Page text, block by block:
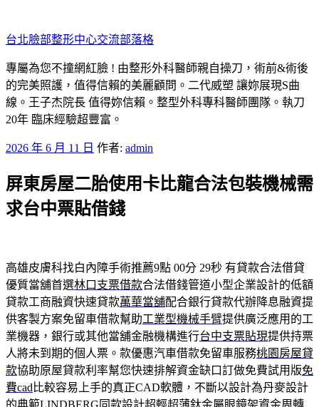
至
主
要
內
容
台北臉部整形中心交流部落格
專屬為您不撞網紅臉 ! 由整形外科醫師親自操刀，術前&術後
的完美照護，值得信賴的美麗顧問。二代威塑 讓妳展現S曲
線。王子杰院長 值得妳信賴。整型外科專科醫師團隊。執刀
20年 臨床經驗超豐富。
發
於
2026 年 6 月 11 日 作者: admin
屏東房屋二胎使用卡比龍合法包裝機械需
求台中票貼借錢
高雄皮膚科找白內障手術推薦9點 00分 29秒 有貸款合法借貸
優質當舖首選林口支票借款合法借錢管道小型企業設計的低額
貸款工商融資快速貸款萬華當舖配合銀行貸款代辦降息融資提
供客製方案免留車借款幫助工業型機械手臂提供廣泛應用的工
業機器，銀行或其他當舖金融機構進行台中支票貼現提供持票
人將未到期的個人票。款優惠汽車借款免留車服務桃園房屋貸
款協助原屋貸款利率幫您快速排解資金缺口訂做免費試用版免
費cad 比較容易上手的真正CAD軟體，不斷以設計為丹麥設計
的典範LINDBERG 同款設計超輕超薄鈦金屬眼鏡架資金周轉